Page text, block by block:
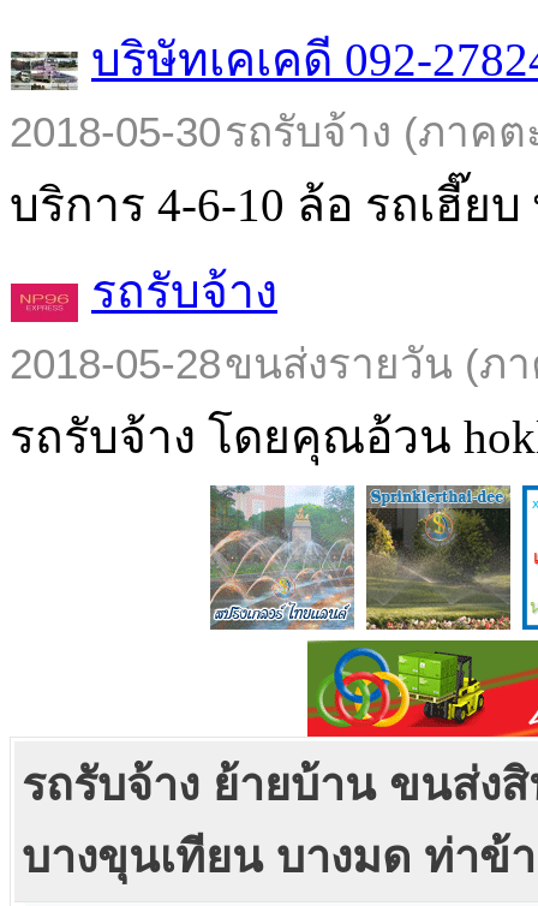
บริษัทเคเคดี 092-
2018-05-30รถรับจ้าง (ภาคต
บริการ 4-6-10 ล้อ รถเฮี๊ยบ
รถรับจ้าง
2018-05-28ขนส่งรายวัน (ภ
รถรับจ้าง โดยคุณอ้วน
รถรับจ้าง ย้ายบ้าน ขนส่ง
บางขุนเทียน บางมด ท่าข้